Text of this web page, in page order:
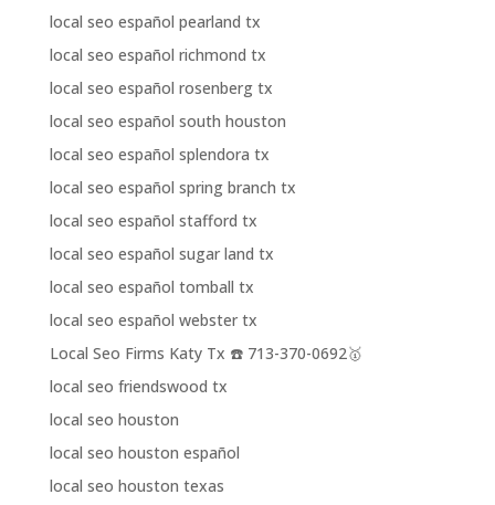
local seo español pearland tx
local seo español richmond tx
local seo español rosenberg tx
local seo español south houston
local seo español splendora tx
local seo español spring branch tx
local seo español stafford tx
local seo español sugar land tx
local seo español tomball tx
local seo español webster tx
Local Seo Firms Katy Tx ☎️ 713-370-0692🥇
local seo friendswood tx
local seo houston
local seo houston español
local seo houston texas